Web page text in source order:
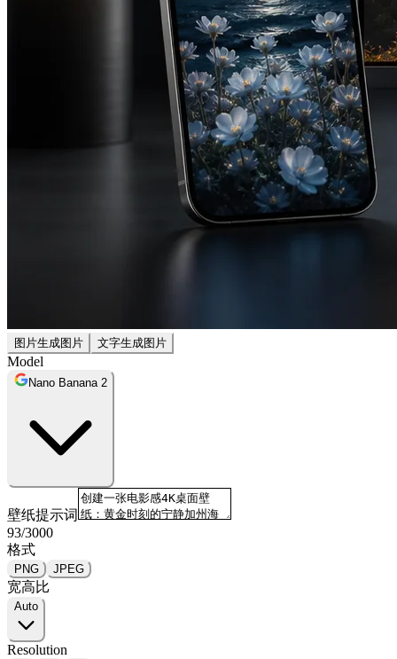
图片生成图片 文字生成图片
Model
Nano Banana 2
壁纸提示词
93/3000
格式
PNG JPEG
宽高比
Auto
Resolution